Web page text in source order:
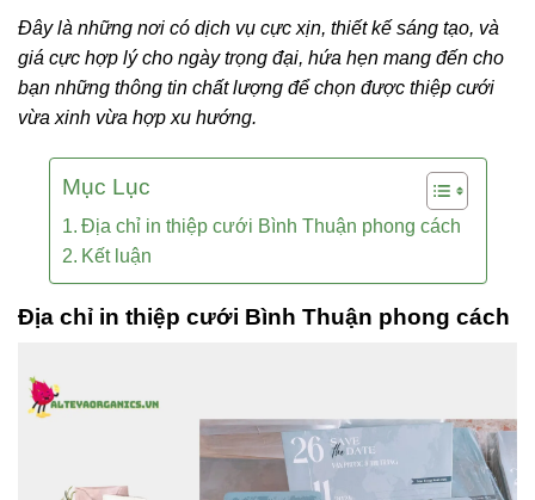
Đây là những nơi có dịch vụ cực xịn, thiết kế sáng tạo, và
giá cực hợp lý cho ngày trọng đại, hứa hẹn mang đến cho
bạn những thông tin chất lượng để chọn được thiệp cưới
vừa xinh vừa hợp xu hướng.
Mục Lục
Địa chỉ in thiệp cưới Bình Thuận phong cách
Kết luận
Địa chỉ in thiệp cưới Bình Thuận phong cách